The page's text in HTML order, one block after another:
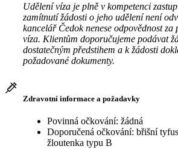
Udělení víza je plně v kompetenci
zamítnutí žádosti o jeho udělení není
kancelář Čedok nenese odpovědnost za
víza. Klientům doporučujeme podávat
dostatečným předstihem a k žádosti
požadované dokumenty.
Zdravotní informace a požadavky
Povinná očkování: žádná
Doporučená očkování: břišní
žloutenka typu B